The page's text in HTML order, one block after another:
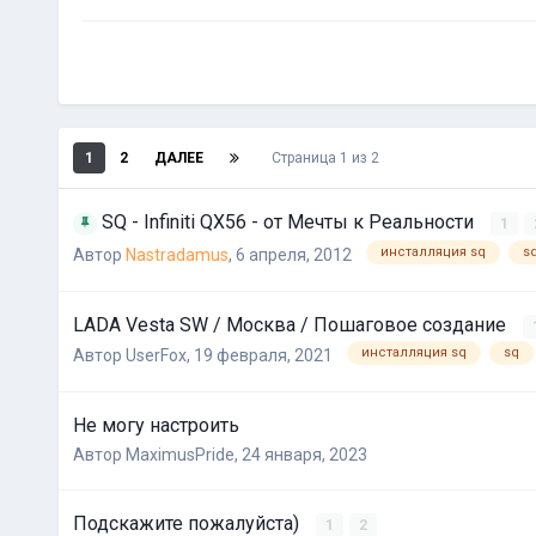
1 2 ДАЛЕЕ Страница 1 из 2
SQ - Infiniti QX56 - от Мечты к Реальности 1
Автор Nastradamus, 6 апреля, 2012 инсталляция sq sq
LADA Vesta SW / Москва / Пошаговое создание
Автор UserFox, 19 февраля, 2021 инсталляция sq sq
Не могу настроить
Автор MaximusPride, 24 января, 2023
Подскажите пожалуйста) 1 2